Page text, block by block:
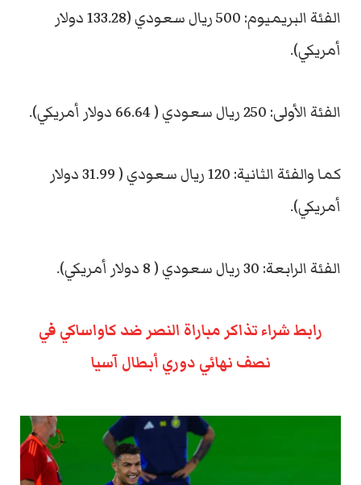
الفئة البريميوم: 500 ريال سعودي (133.28 دولار
أمريكي).
الفئة الأولى: 250 ريال سعودي ( 66.64 دولار أمريكي).
كما والفئة الثانية: 120 ريال سعودي ( 31.99 دولار
أمريكي).
الفئة الرابعة: 30 ريال سعودي ( 8 دولار أمريكي).
رابط شراء تذاكر مباراة النصر ضد كاواساكي في
نصف نهائي دوري أبطال آسيا